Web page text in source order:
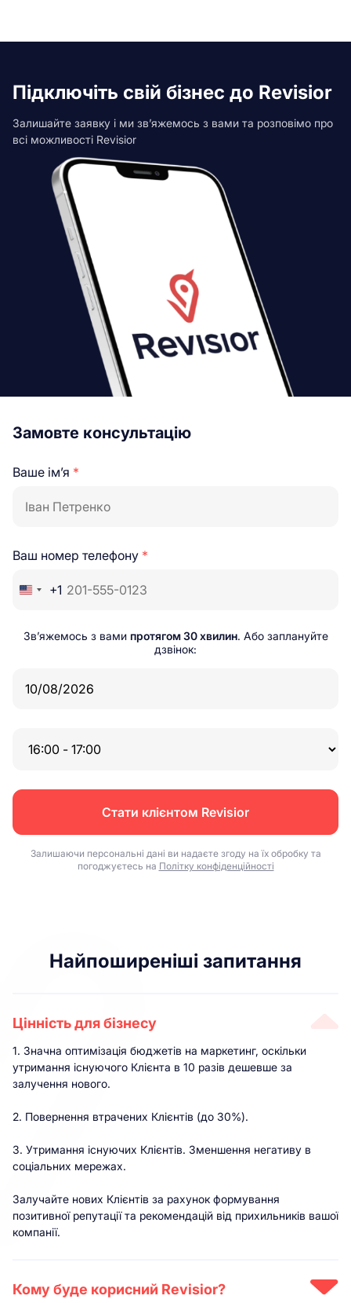
Підключіть свій бізнес до Revisior
Залишайте заявку і ми зв’яжемось з вами та розповімо про
всі можливості Revisior
Замовте консультацію
Ваше ім’я *
Ваш номер телефону *
+1
Зв’яжемось з вами протягом 30 хвилин. Або заплануйте
дзвінок:
Стати клієнтом Revisior
Залишаючи персональні дані ви надаєте згоду на їх обробку та
погоджуєтесь на Політку конфіденційності
Найпоширеніші запитання
Цінність для бізнесу
1. Значна оптимізація бюджетів на маркетинг, оскільки
утримання існуючого Клієнта в 10 разів дешевше за
залучення нового.
2. Повернення втрачених Клієнтів (до 30%).
3. Утримання існуючих Клієнтів. Зменшення негативу в
соціальних мережах.
Залучайте нових Клієнтів за рахунок формування
позитивної репутації та рекомендацій від прихильників вашої
компанії.
Кому буде корисний Revisior?